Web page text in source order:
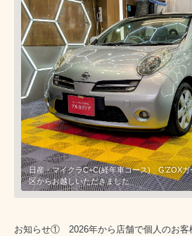
日産・マイクラC+C(経年車コース) G’ZOX
区からお越しいただきました
BMW・M340i(新車コース) ガードグレイズ
ただきました
トヨタ・アルファード(新車コース) G’ZOX
ート 東京都新宿区からお越しいただきました
三菱・デリカD5(新車コース) G’ZOXガード
からお越しいただきました
トヨタ・ランドクルーザー250(新車コース)
(新商品) 東京都板橋区からお越しいただきま
ジャガー・XJSクーペ(経年車コース) アン
お越しいただきました
トヨタ・ランドクルーザーFJ G’ZOXガード
お越しいただきました
ホンダ・プレリュード(新車コース) G’ZOXハ
ス、ブライムビュー全面、ホイールコート
だきました
トヨタ・GR86(新車コース) G’ZOXハイモ
都板橋区からお越しいただきました
お知らせ① 2026年から店舗で個人のお客